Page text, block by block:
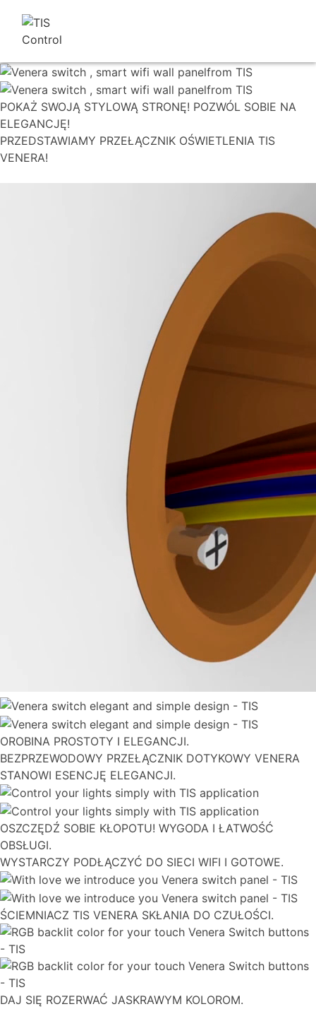
POKAŻ SWOJĄ STYLOWĄ STRONĘ! POZWÓL SOBIE NA
ELEGANCJĘ!
PRZEDSTAWIAMY PRZEŁĄCZNIK OŚWIETLENIA TIS
VENERA!
OROBINA PROSTOTY I ELEGANCJI.
BEZPRZEWODOWY PRZEŁĄCZNIK DOTYKOWY VENERA
STANOWI ESENCJĘ ELEGANCJI.
OSZCZĘDŹ SOBIE KŁOPOTU! WYGODA I ŁATWOŚĆ
OBSŁUGI.
WYSTARCZY PODŁĄCZYĆ DO SIECI WIFI I GOTOWE.
ŚCIEMNIACZ TIS VENERA SKŁANIA DO CZUŁOŚCI.
DAJ SIĘ ROZERWAĆ JASKRAWYM KOLOROM.